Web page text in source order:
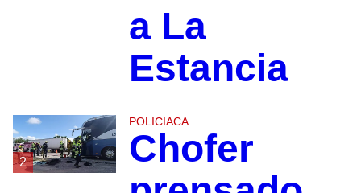
a La
Estancia
2
POLICIACA
Chofer